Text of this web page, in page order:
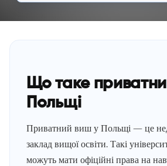
Що таке
Польщі
Приватний виш у Польщі — це
заклад вищої освіти. Такі
можуть мати офіційні права на